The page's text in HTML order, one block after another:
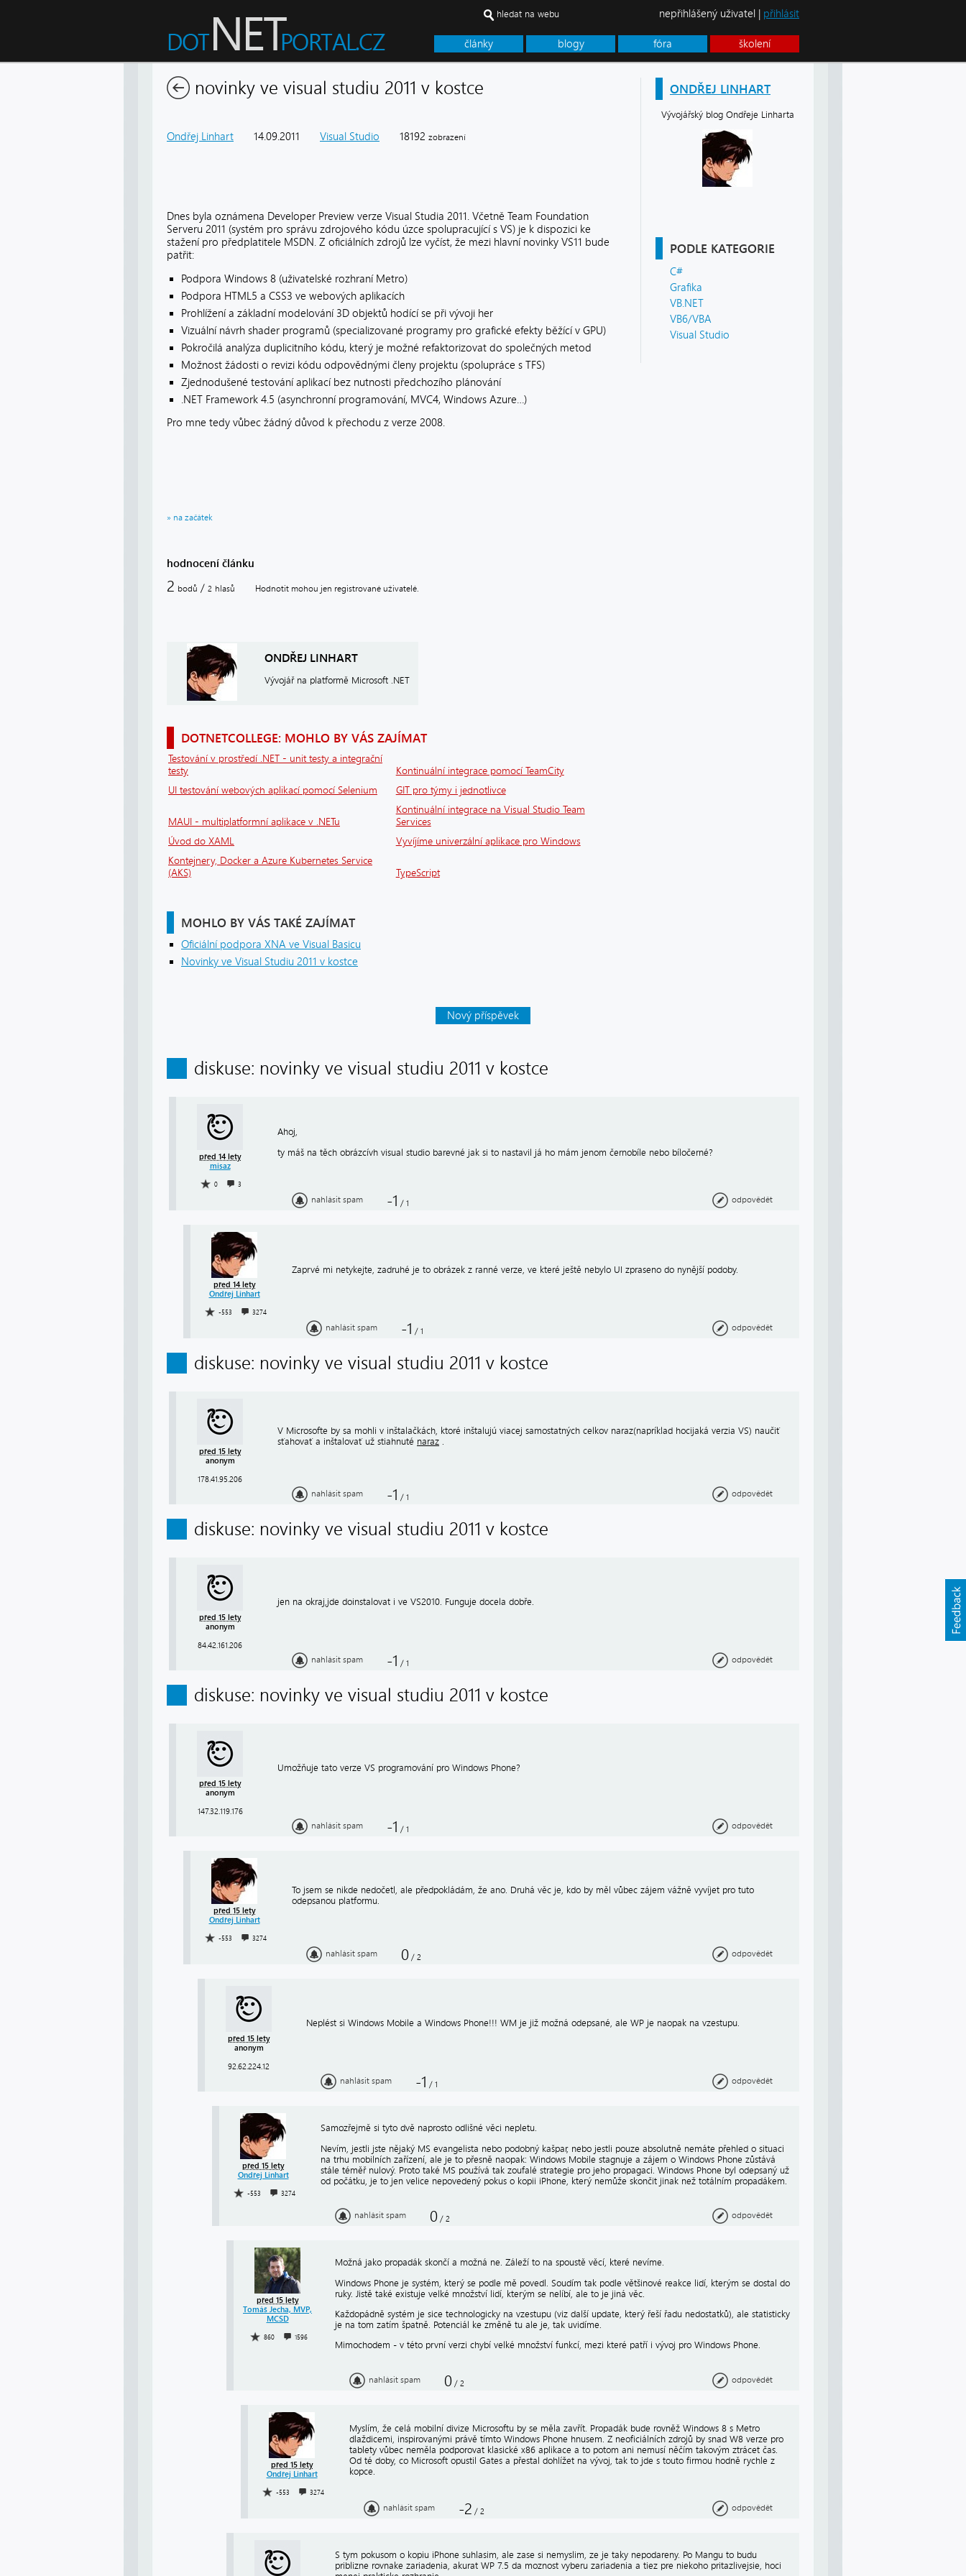
články blogy fóra školení
hledat na webu nepřihlášený uživatel | přihlásit
ONDŘEJ LINHART
Vývojářský blog Ondřeje Linharta
PODLE KATEGORIE
C#
Grafika
VB.NET
VB6/VBA
Visual Studio
novinky ve visual studiu 2011 v kostce
Ondřej Linhart 14.09.2011 Visual Studio 18192 zobrazení
Dnes byla oznámena Developer Preview verze Visual Studia 2011. Včetně Team Foundation
Serveru 2011 (systém pro správu zdrojového kódu úzce spolupracující s VS) je k dispozici ke
stažení pro předplatitele MSDN. Z oficiálních zdrojů lze vyčíst, že mezi hlavní novinky VS11 bude
patřit:
Podpora Windows 8 (uživatelské rozhraní Metro)
Podpora HTML5 a CSS3 ve webových aplikacích
Prohlížení a základní modelování 3D objektů hodící se při vývoji her
Vizuální návrh shader programů (specializované programy pro grafické efekty běžící v GPU)
Pokročilá analýza duplicitního kódu, který je možné refaktorizovat do společných metod
Možnost žádosti o revizi kódu odpovědnými členy projektu (spolupráce s TFS)
Zjednodušené testování aplikací bez nutnosti předchozího plánování
.NET Framework 4.5 (asynchronní programování, MVC4, Windows Azure…)
Pro mne tedy vůbec žádný důvod k přechodu z verze 2008.
» na začátek
hodnocení článku
2 bodů / 2 hlasů Hodnotit mohou jen registrované uživatelé.
ONDŘEJ LINHART
Vývojář na platformě Microsoft .NET
DOTNETCOLLEGE: MOHLO BY VÁS ZAJÍMAT
Testování v prostředí .NET - unit testy a integrační
testy
Kontinuální integrace pomocí TeamCity
UI testování webových aplikací pomocí Selenium
GIT pro týmy i jednotlivce
MAUI - multiplatformní aplikace v .NETu
Kontinuální integrace na Visual Studio Team
Services
Úvod do XAML
Vyvíjíme univerzální aplikace pro Windows
Kontejnery, Docker a Azure Kubernetes Service
(AKS)
TypeScript
MOHLO BY VÁS TAKÉ ZAJÍMAT
Oficiální podpora XNA ve Visual Basicu
Novinky ve Visual Studiu 2011 v kostce
Nový příspěvek
diskuse: novinky ve visual studiu 2011 v kostce
před 14 lety
misaz
0 3
Ahoj,
ty máš na těch obrázcívh visual studio barevné jak si to nastavil já ho mám jenom černobíle nebo bíločerné?
nahlásit spam -1 / 1 odpovědět
před 14 lety
Ondřej Linhart
-553 3274
Zaprvé mi netykejte, zadruhé je to obrázek z ranné verze, ve které ještě nebylo UI zpraseno do nynější podoby.
nahlásit spam -1 / 1 odpovědět
diskuse: novinky ve visual studiu 2011 v kostce
před 15 lety
anonym
178.41.95.206
V Microsofte by sa mohli v inštalačkách, ktoré inštalujú viacej samostatných celkov naraz(napríklad hocijaká verzia VS) naučiť
sťahovať a inštalovať už stiahnuté naraz .
nahlásit spam -1 / 1 odpovědět
diskuse: novinky ve visual studiu 2011 v kostce
před 15 lety
anonym
84.42.161.206
jen na okraj,jde doinstalovat i ve VS2010. Funguje docela dobře.
nahlásit spam -1 / 1 odpovědět
diskuse: novinky ve visual studiu 2011 v kostce
před 15 lety
anonym
147.32.119.176
Umožňuje tato verze VS programování pro Windows Phone?
nahlásit spam -1 / 1 odpovědět
před 15 lety
Ondřej Linhart
-553 3274
To jsem se nikde nedočetl, ale předpokládám, že ano. Druhá věc je, kdo by měl vůbec zájem vážně vyvíjet pro tuto
odepsanou platformu.
nahlásit spam 0 / 2 odpovědět
před 15 lety
anonym
92.62.224.12
Neplést si Windows Mobile a Windows Phone!!! WM je již možná odepsané, ale WP je naopak na vzestupu.
nahlásit spam -1 / 1 odpovědět
před 15 lety
Ondřej Linhart
-553 3274
Samozřejmě si tyto dvě naprosto odlišné věci nepletu.
Nevím, jestli jste nějaký MS evangelista nebo podobný kašpar, nebo jestli pouze absolutně nemáte přehled o situaci
na trhu mobilních zařízení, ale je to přesně naopak: Windows Mobile stagnuje a zájem o Windows Phone zůstává
stále téměř nulový. Proto také MS používá tak zoufalé strategie pro jeho propagaci. Windows Phone byl odepsaný už
od počátku, je to jen velice nepovedený pokus o kopii iPhone, který nemůže skončit jinak než totálním propadákem.
nahlásit spam 0 / 2 odpovědět
před 15 lety
Tomáš Jecha, MVP,
MCSD
860 1596
Možná jako propadák skončí a možná ne. Záleží to na spoustě věcí, které nevíme.
Windows Phone je systém, který se podle mě povedl. Soudím tak podle většinové reakce lidí, kterým se dostal do
ruky. Jistě také existuje velké množství lidí, kterým se nelíbí, ale to je jiná věc.
Každopádně systém je sice technologicky na vzestupu (viz další update, který řeší řadu nedostatků), ale statisticky
je na tom zatím špatně. Potenciál ke změně tu ale je, tak uvidíme.
Mimochodem - v této první verzi chybí velké množství funkcí, mezi které patří i vývoj pro Windows Phone.
nahlásit spam 0 / 2 odpovědět
před 15 lety
Ondřej Linhart
-553 3274
Myslím, že celá mobilní divize Microsoftu by se měla zavřít. Propadák bude rovněž Windows 8 s Metro
dlaždicemi, inspirovanými právě tímto Windows Phone hnusem. Z neoficiálních zdrojů by snad W8 verze pro
tablety vůbec neměla podporovat klasické x86 aplikace a to potom ani nemusí něčím takovým ztrácet čas.
Od té doby, co Microsoft opustil Gates a přestal dohlížet na vývoj, tak to jde s touto firmou hodně rychle z
kopce.
nahlásit spam -2 / 2 odpovědět
S tym pokusom o kopiu iPhone suhlasim, ale zase si nemyslim, ze je taky nepodareny. Po Mangu to budu
priblizne rovnake zariadenia, akurat WP 7.5 da moznost vyberu zariadenia a tiez pre niekoho pritazlivejsie, hoci